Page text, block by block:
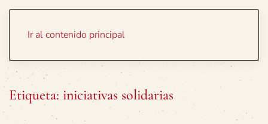
Ir al contenido principal
Etiqueta: iniciativas solidarias